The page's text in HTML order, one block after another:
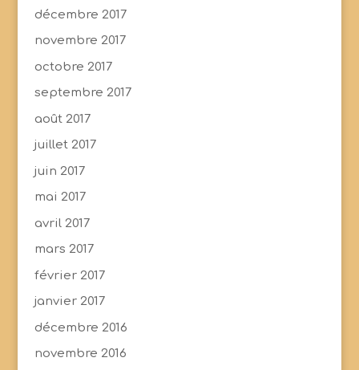
décembre 2017
novembre 2017
octobre 2017
septembre 2017
août 2017
juillet 2017
juin 2017
mai 2017
avril 2017
mars 2017
février 2017
janvier 2017
décembre 2016
novembre 2016